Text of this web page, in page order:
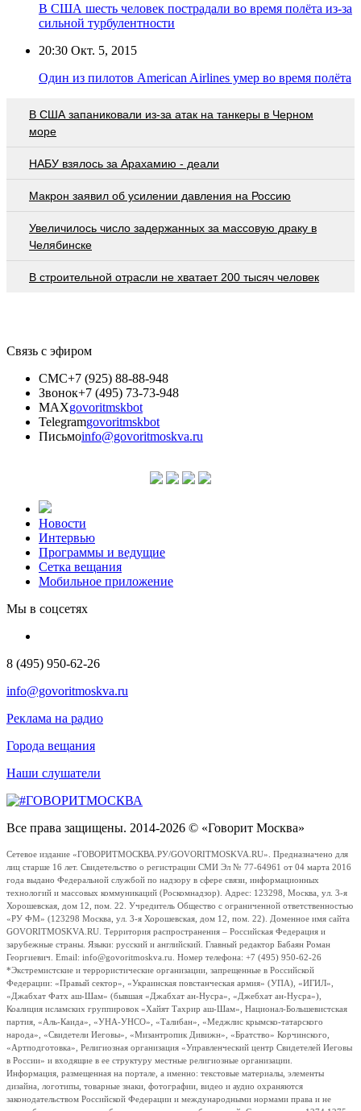
В США шесть человек пострадали во время полёта из-за
сильной турбулентности
20:30 Окт. 5, 2015
Один из пилотов American Airlines умер во время полёта
В США запаниковали из-за атак на танкеры в Черном
море
НАБУ взялось за Арахамию - деали
Макрон заявил об усилении давления на Россию
Увеличилось число задержанных за массовую драку в
Челябинске
В строительной отрасли не хватает 200 тысяч человек
Связь с эфиром
СМС+7 (925) 88-88-948
Звонок+7 (495) 73-73-948
MAXgovoritmskbot
Telegramgovoritmskbot
Письмоinfo@govoritmoskva.ru
Новости
Интервью
Программы и ведущие
Сетка вещания
Мобильное приложение
Мы в соцсетях
8 (495) 950-62-26
info@govoritmoskva.ru
Реклама на радио
Города вещания
Наши слушатели
Все права защищены. 2014-2026 © «Говорит Москва»
Сетевое издание «ГОВОРИТМОСКВА.РУ/GOVORITMOSKVA.RU». Предназначено для
лиц старше 16 лет. Свидетельство о регистрации СМИ Эл № 77-64961 от 04 марта 2016
года выдано Федеральной службой по надзору в сфере связи, информационных
технологий и массовых коммуникаций (Роскомнадзор). Адрес: 123298, Москва, ул. 3-я
Хорошевская, дом 12, пом. 22. Учредитель Общество с ограниченной ответственностью
«РУ ФМ» (123298 Москва, ул. 3-я Хорошевская, дом 12, пом. 22). Доменное имя сайта
GOVORITMOSKVA.RU. Территория распространения – Российская Федерация и
зарубежные страны. Языки: русский и английский. Главный редактор Бабаян Роман
Георгиевич. Email: info@govoritmoskva.ru. Номер телефона: +7 (495) 950-62-26
*Экстремистские и террористические организации, запрещенные в Российской
Федерации: «Правый сектор», «Украинская повстанческая армия» (УПА), «ИГИЛ»,
«Джабхат Фатх аш-Шам» (бывшая «Джабхат ан-Нусра», «Джебхат ан-Нусра»),
Коалиция исламских группировок «Хайят Тахрир аш-Шам», Национал-Большевистская
партия, «Аль-Каида», «УНА-УНСО», «Талибан», «Меджлис крымско-татарского
народа», «Свидетели Иеговы», «Мизантропик Дивижн», «Братство» Корчинского,
«Артподготовка», Религиозная организация «Управленческий центр Свидетелей Иеговы
в России» и входящие в ее структуру местные религиозные организации.
Информация, размещенная на портале, а именно: текстовые материалы, элементы
дизайна, логотипы, товарные знаки, фотографии, видео и аудио охраняются
законодательством Российской Федерации и международными нормами права и не